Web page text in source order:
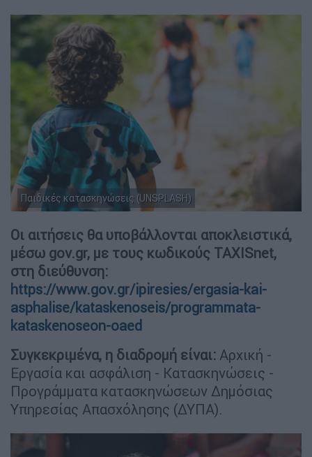
Παιδικές κατασκηνώσεις (UNSPLASH)
Οι αιτήσεις θα υποβάλλονται αποκλειστικά,
μέσω gov.gr, με τους κωδικούς TAXISnet,
στη διεύθυνση:
https://www.gov.gr/ipiresies/ergasia-kai-
asphalise/kataskenoseis/programmata-
kataskenoseon-oaed
Συγκεκριμένα, η διαδρομή είναι: Αρχική -
Εργασία και ασφάλιση - Κατασκηνώσεις -
Προγράμματα κατασκηνώσεων Δημόσιας
Υπηρεσίας Απασχόλησης (ΔΥΠΑ).